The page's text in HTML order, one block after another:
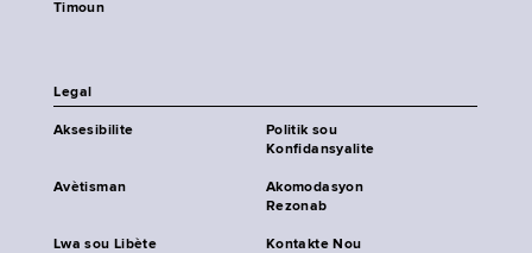
Timoun
Legal
Aksesibilite
Politik sou
Konfidansyalite
Avètisman
Akomodasyon
Rezonab
Lwa sou Libète
Kontakte Nou